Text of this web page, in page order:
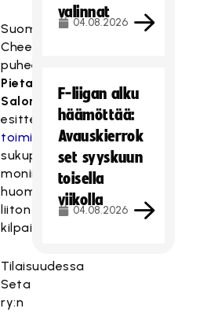
Suomen
Cheerleadingliiton
puheenjohtaja
Pieta
Salonen
esitteli
toimintaohjeita
sukupuolen
moninaisuuden
huomioimiseksi
liiton
kilpailutoiminnassa.
Tilaisuudessa
Seta
ry:n
valinnat
04.08.2026
F-liigan alku
häämöttää:
Avauskierrok
set syyskuun
toisella
viikolla
04.08.2026